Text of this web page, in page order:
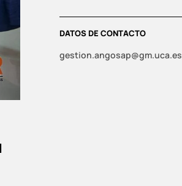
DATOS DE CONTACTO
gestion.angosap@gm.uca.es